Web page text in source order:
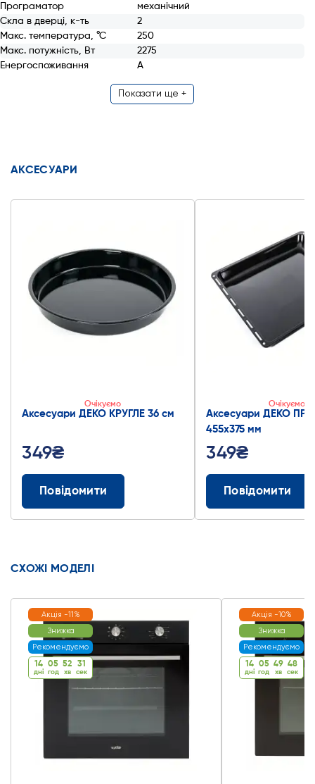
Програматор
механічний
Скла в дверці, к-ть
2
Макс. температура, °С
250
Макс. потужність, Вт
2275
Енергоcпоживання
А
Показати ще +
АКСЕСУАРИ
Очікуємо
Аксесуари ДЕКО КРУГЛЕ 36 см
349₴
Повідомити
Очікуємо
Аксесуари ДЕКО
455x375 мм
349₴
Повідомити
СХОЖІ МОДЕЛІ
Акція -11%
Знижка
Рекомендуємо
14
дні
05
год
52
хв
30
cек
Акція -10%
Знижка
Рекомендуємо
14
дні
05
год
49
хв
47
cек